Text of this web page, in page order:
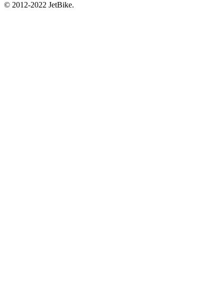
© 2012-2022 JetBike.